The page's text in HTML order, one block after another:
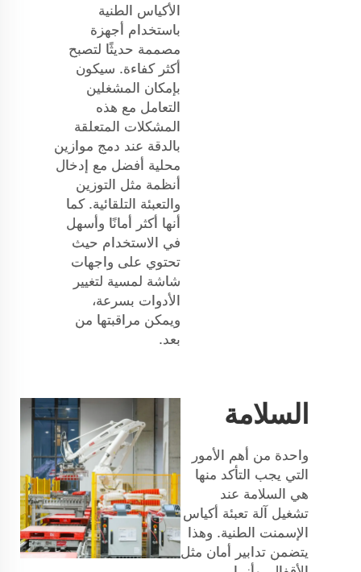
الأكياس الطنية
باستخدام أجهزة
مصممة حديثًا لتصبح
أكثر كفاءة. سيكون
بإمكان المشغلين
التعامل مع هذه
المشكلات المتعلقة
بالدقة عند دمج موازين
محلية أفضل مع إدخال
أنظمة مثل التوزين
والتعبئة التلقائية. كما
أنها أكثر أمانًا وأسهل
في الاستخدام حيث
تحتوي على واجهات
شاشة لمسية لتغيير
الأدوات بسرعة،
ويمكن مراقبتها من
بعد.
السلامة
واحدة من أهم الأمور
التي يجب التأكد منها
هي السلامة عند
تشغيل آلة تعبئة أكياس
الإسمنت الطنية. وهذا
يتضمن تدابير أمان مثل